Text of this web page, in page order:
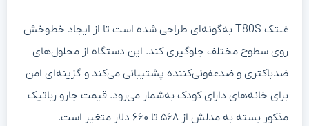
غلتک T80S به‌گونه‌ای طراحی شده است تا از ایجاد خط‌وخش
روی سطوح مختلف جلوگیری کند. این دستگاه از محلول‌های
ضدباکتری و ضدعفونی‌کننده پشتیبانی می‌کند و گزینه‌ای امن
برای خانه‌های دارای کودک به‌شمار می‌رود. قیمت جارو رباتیک
مذکور بسته به مدلش از ۵۶۸ تا ۶۶۰ دلار متغیر است.